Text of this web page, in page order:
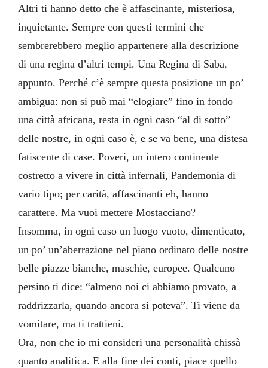
Altri ti hanno detto che è affascinante, misteriosa,
inquietante. Sempre con questi termini che
sembrerebbero meglio appartenere alla descrizione
di una regina d’altri tempi. Una Regina di Saba,
appunto. Perché c’è sempre questa posizione un po’
ambigua: non si può mai “elogiare” fino in fondo
una città africana, resta in ogni caso “al di sotto”
delle nostre, in ogni caso è, e se va bene, una distesa
fatiscente di case. Poveri, un intero continente
costretto a vivere in città infernali, Pandemonia di
vario tipo; per carità, affascinanti eh, hanno
carattere. Ma vuoi mettere Mostacciano?
Insomma, in ogni caso un luogo vuoto, dimenticato,
un po’ un’aberrazione nel piano ordinato delle nostre
belle piazze bianche, maschie, europee. Qualcuno
persino ti dice: “almeno noi ci abbiamo provato, a
raddrizzarla, quando ancora si poteva”. Ti viene da
vomitare, ma ti trattieni.
Ora, non che io mi consideri una personalità chissà
quanto analitica. E alla fine dei conti, piace quello